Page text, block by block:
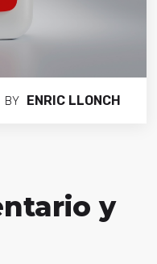
BY ENRIC LLONCH
y